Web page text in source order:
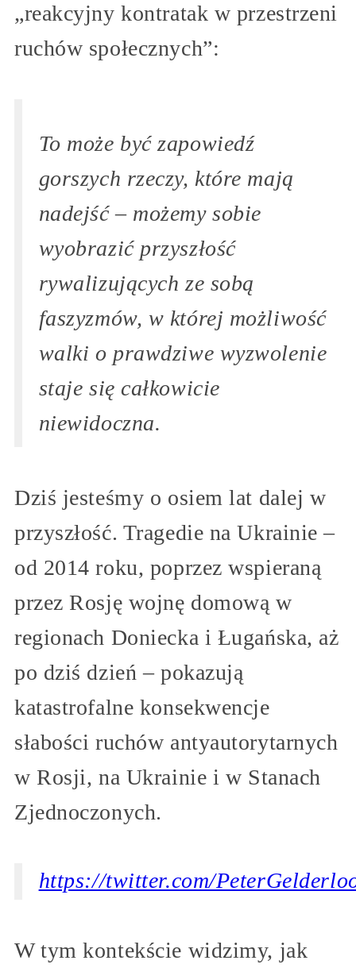
„reakcyjny kontratak w przestrzeni
ruchów społecznych”:
To może być zapowiedź
gorszych rzeczy, które mają
nadejść – możemy sobie
wyobrazić przyszłość
rywalizujących ze sobą
faszyzmów, w której możliwość
walki o prawdziwe wyzwolenie
staje się całkowicie
niewidoczna.
Dziś jesteśmy o osiem lat dalej w
przyszłość. Tragedie na Ukrainie –
od 2014 roku, poprzez wspieraną
przez Rosję wojnę domową w
regionach Doniecka i Ługańska, aż
po dziś dzień – pokazują
katastrofalne konsekwencje
słabości ruchów antyautorytarnych
w Rosji, na Ukrainie i w Stanach
Zjednoczonych.
https://twitter.com/
W tym kontekście widzimy, jak